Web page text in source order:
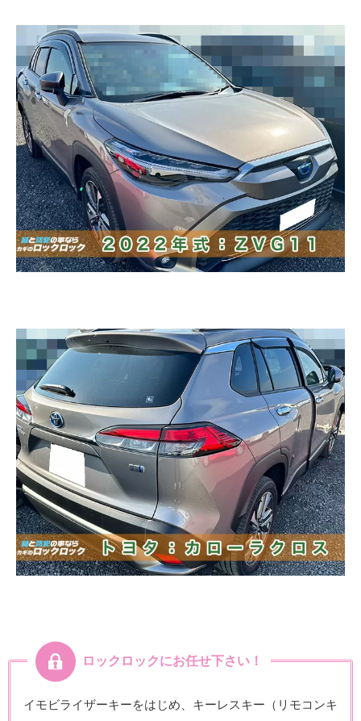
ロックロックにお任せ下さい！
イモビライザーキーをはじめ、キーレスキー（リモコンキ